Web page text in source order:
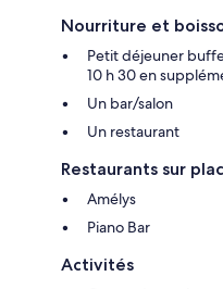
Nourriture et
Petit déjeuner
10 h 30 en
Un bar/salon
Un restaurant
Restaurants sur
Amélys
Piano Bar
Activités